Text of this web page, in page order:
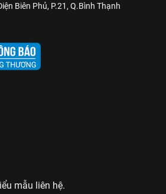
Biên Phủ, P.21, Q.Bình Thạnh
mẫu liên hệ.